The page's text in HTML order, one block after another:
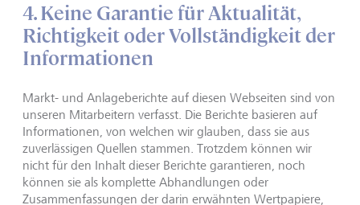
4. Keine Garantie für Aktualität,
Richtigkeit oder Vollständigkeit der
Informationen
Markt- und Anlageberichte auf diesen Webseiten sind von
unseren Mitarbeitern verfasst. Die Berichte basieren auf
Informationen, von welchen wir glauben, dass sie aus
zuverlässigen Quellen stammen. Trotzdem können wir
nicht für den Inhalt dieser Berichte garantieren, noch
können sie als komplette Abhandlungen oder
Zusammenfassungen der darin erwähnten Wertpapiere,